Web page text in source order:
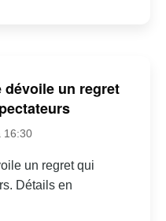
un regret
16:30
un regret qui
Détails en